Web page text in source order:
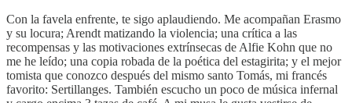
Con la favela enfrente, te sigo aplaudiendo. Me acompañan Erasmo
y su locura; Arendt matizando la violencia; una crítica a las
recompensas y las motivaciones extrínsecas de Alfie Kohn que no
me he leído; una copia robada de la poética del estagirita; y el mejor
tomista que conozco después del mismo santo Tomás, mi francés
favorito: Sertillanges. También escucho un poco de música infernal